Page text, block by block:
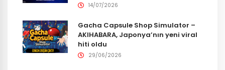
14/07/2026
Gacha Capsule Shop Simulator –
AKIHABARA, Japonya’nın yeni viral
hiti oldu
29/06/2026